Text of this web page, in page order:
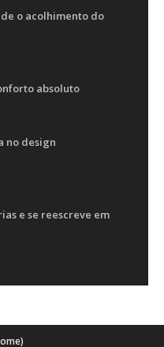
o acolhimento do
absoluto
no design
e se reescreve em